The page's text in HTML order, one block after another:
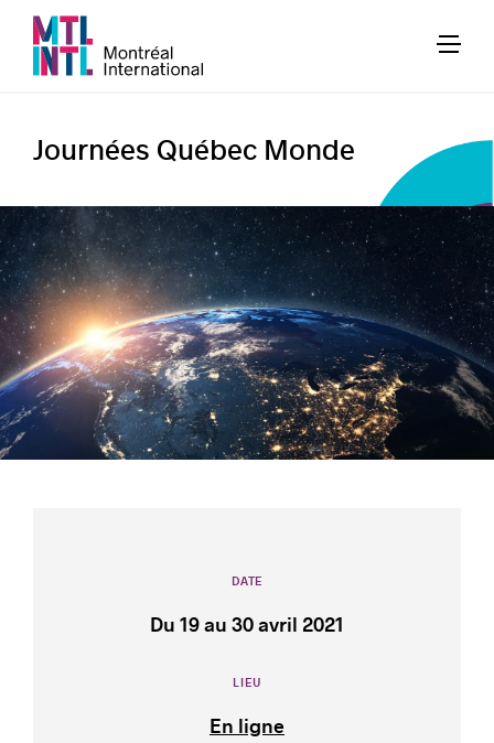
Histoires de réussite
Journées Québec Monde
DATE
Du 19 au 30 avril 2021
LIEU
En ligne